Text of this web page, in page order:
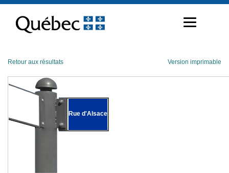
contenu
Retour aux résultats Version imprimable
Rue d'Alsace